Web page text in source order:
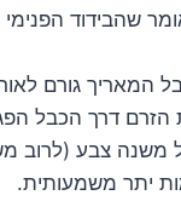
שהבידוד הפנימי
המאריך גורם
הזרם דרך הכבל
צבע (לרוב
יתר משמעותית.